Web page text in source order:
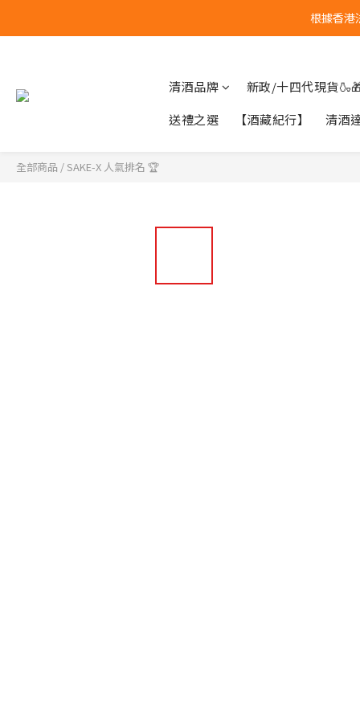
根據香港
清酒品牌
新政/十四代現貨
送禮之選
【酒藏紀行】 清酒
全部商品 /SAKE-X 人氣排名 🏆